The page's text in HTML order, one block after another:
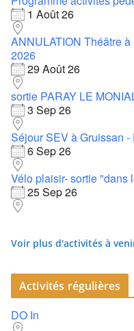
1 Août 26
ANNULATION Théâtre
2026
29 Août 26
sortie PARAY LE
3 Sep 26
Séjour SEV à Gruissan
6 Sep 26
Vélo plaisir- sortie "dans
25 Sep 26
Voir plus d'activités à
Activités régulières
DO In